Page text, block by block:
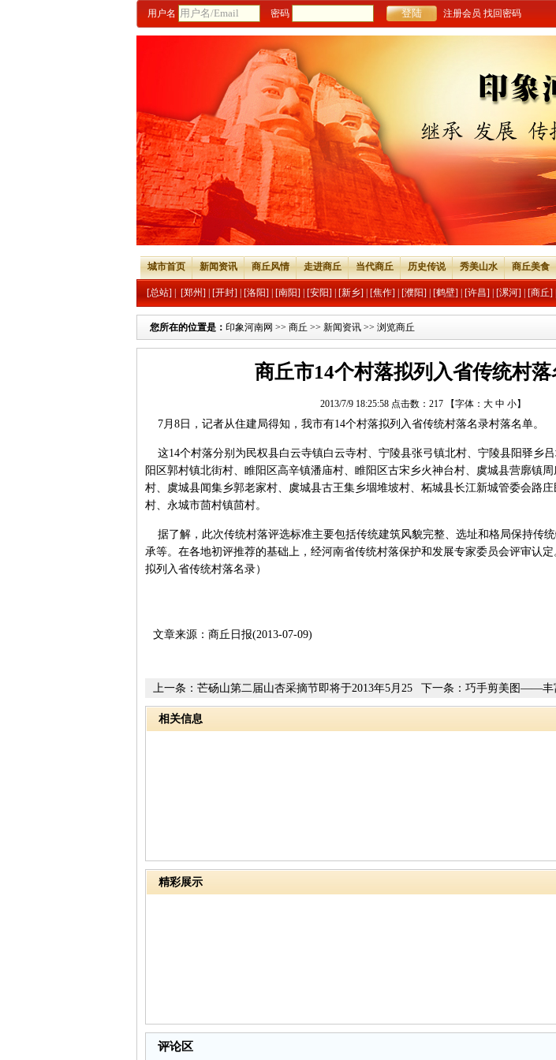
用户名 密码 注册会员 找回密码
城市首页 新闻资讯 商丘风情 走进商丘 当代商丘 历史传说 秀美山水 商丘美食
[总站] [郑州] [开封] [洛阳] [南阳] [安阳] [新乡] [焦作] [濮阳] [鹤壁] [许昌] [漯河] [商丘]
您所在的位置是： 印象河南网 >> 商丘 >> 新闻资讯 >> 浏览商丘
商丘市14个村落拟列入省传统村落
2013/7/9 18:25:58 点击数： 217 【字体： 大 中 小】
7月8日，记者从住建局得知，我市有14个村落拟列入省传统村落名录村落名单。
这14个村落分别为民权县白云寺镇白云寺村、宁陵县张弓镇北村、宁陵县阳驿乡
阳区郭村镇北街村、睢阳区高辛镇潘庙村、睢阳区古宋乡火神台村、虞城县营廓镇
村、虞城县闻集乡郭老家村、虞城县古王集乡堌堆坡村、柘城县长江新城管委会路
村、永城市茴村镇茴村。
据了解，此次传统村落评选标准主要包括传统建筑风貌完整、选址和格局保持传
承等。在各地初评推荐的基础上，经河南省传统村落保护和发展专家委员会评审认
拟列入省传统村落名录）
文章来源：商丘日报(2013-07-09)
下一条： 巧手剪美图——丰
上一条： 芒砀山第二届山杏采摘节即将于2013年5月25
日开幕
相关信息
精彩展示
评论区